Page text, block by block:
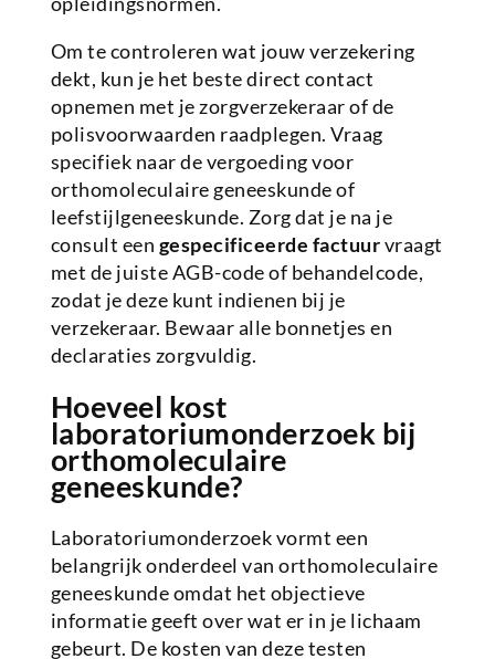
Om te controleren wat jouw verzekering
dekt, kun je het beste direct contact
opnemen met je zorgverzekeraar of de
polisvoorwaarden raadplegen. Vraag
specifiek naar de vergoeding voor
orthomoleculaire geneeskunde of
leefstijlgeneeskunde. Zorg dat je na je
consult een gespecificeerde factuurvraagt
met de juiste AGB-code of behandelcode,
zodat je deze kunt indienen bij je
verzekeraar. Bewaar alle bonnetjes en
declaraties zorgvuldig.
Hoeveel kost
laboratoriumonderzoek bij
orthomoleculaire
geneeskunde?
Laboratoriumonderzoek vormt een
belangrijk onderdeel van orthomoleculaire
geneeskunde omdat het objectieve
informatie geeft over wat er in je lichaam
gebeurt. De kosten van deze testen